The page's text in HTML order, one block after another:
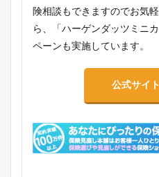
険相談もできますのでお気
ら、「ハーゲンダッツミニ
ペーンも実施しています。
公式サイ